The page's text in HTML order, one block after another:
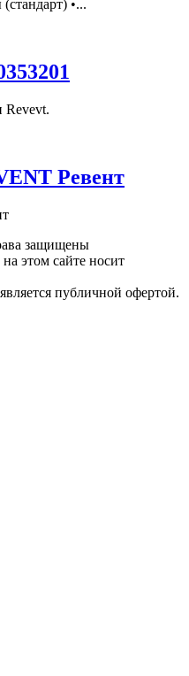
•...
Revevt.
Ревент
защищены
этом сайте носит
публичной офертой.